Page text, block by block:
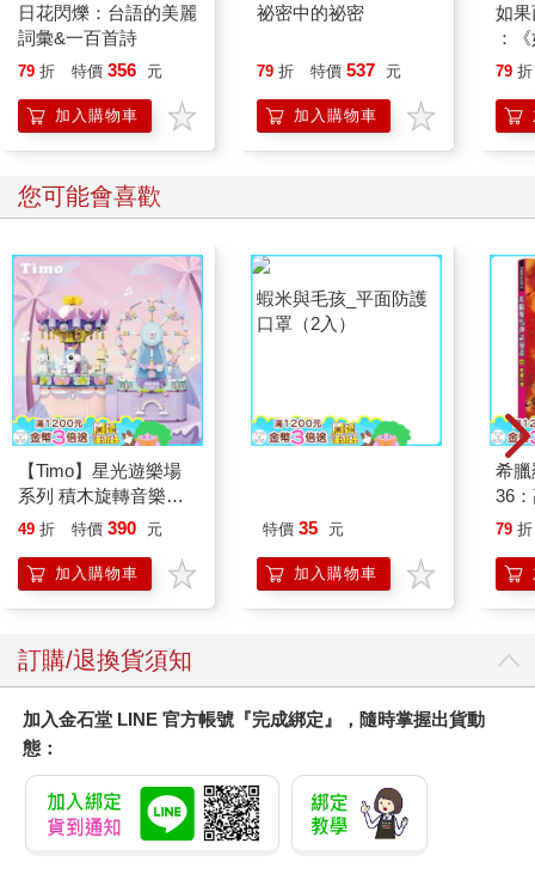
「酷咕。」
他呼叫其中一隻鴿子。
有著純白羽毛的酷咕立即注意到主人的呼喚，朝他飛了過去。牠
停在露臺的欄杆上，歪著腦袋像是在問：「有何吩咐？」見觀風
慢條斯理地伸出右手，牠便乖乖跳到手上。鳥兒既聰明又美麗，
真是美好的生物。
在中庭工作的少年家僕抬起頭。看來他發現了觀風的身影，少年
站在鴿舍前對觀風深深一鞠躬。
「等我一下。」
對酷咕這麼說後，牠就好似聽懂了一般乖乖站在裝飾櫃上。觀風
坐到寫字檯前，打開有鑲嵌裝飾的小盒子取出一張紙片。他先將
吸墨粉撒在紙上，接著拿筆沾墨水，簡短地寫下要點。
――天氣陰。上午有可能降雨。較低的雲層若是擴大則會下大
雨。
觀風對著紙片輕輕吹氣，將多餘的吸墨粉吹掉後，便將紙片摺得
極小。接著把信放進配合鴿腳製作、尺寸同樣很小的信筒裡，再
綁到酷咕的腳上。酷咕早已習慣送信，因此乖乖站著不亂動。在
傳信鴿當中牠是最優秀的孩子。
之後，觀風再度站在露臺上。
他將鴿子放到空中。
酷咕留下鼓翼聲，飛離了這裡，觀風目送那道變得越來越小的身
放眼望去，下方是阿迦奢的城市。
鐘樓矗立在城市的中央。管理者收到傳信鴿送來的訊息後就會敲
鐘，透過敲鐘次數與鐘聲強弱告知民眾天候狀況。
之所以放眼就能飽覽城市，以及與城市相接的田地和牧草地，是
因為這裡位在略高的山崗上。這座山崗名為珂璉之崗，意思即是
「珂璉人居住的山崗」。
相傳珂璉人是最早來到阿迦奢，並開拓這塊土地的先民，如今他
日花閃爍：台語的美麗
詞彙&一百首詩
79 折 特價 356 元
加入購物車
祕密中的祕密
79 折 特價 537 元
加入購物車
如
：
喵
79 折
您可能會喜歡
【Timo】星光遊樂場
系列 積木旋轉音樂盒
禮物
49 折 特價 390 元
加入購物車
蝦米與毛孩_平面防護
口罩（2入）
特價 35 元
加入購物車
希
36
79 折
訂購/退換貨須知
加入金石堂 LINE 官方帳號『完成綁定』，隨時掌握出貨動
態：